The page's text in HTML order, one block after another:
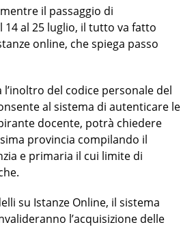
il passaggio di
al 25 luglio, il tutto va fatto
online, che spiega passo
del codice personale del
al sistema di autenticare le
docente, potrà chiedere
provincia compilando il
e primaria il cui limite di
su Istanze Online, il sistema
l’acquisizione delle